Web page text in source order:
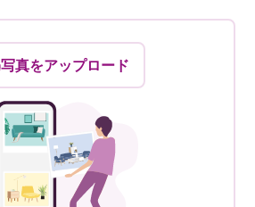
写真をアップロード